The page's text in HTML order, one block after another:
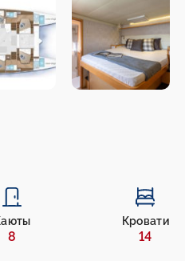
8
Кровати
14